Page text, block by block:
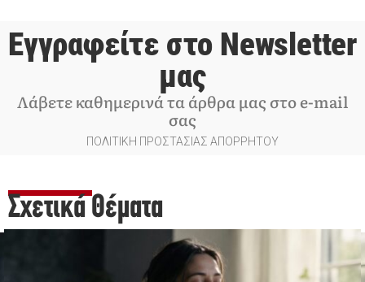
Εγγραφείτε στο Newsletter
μας
Λάβετε καθημερινά τα άρθρα μας στο e-mail
σας
ΠΟΛΙΤΙΚΗ ΠΡΟΣΤΑΣΙΑΣ ΑΠΟΡΡΗΤΟΥ
Σχετικά Θέματα